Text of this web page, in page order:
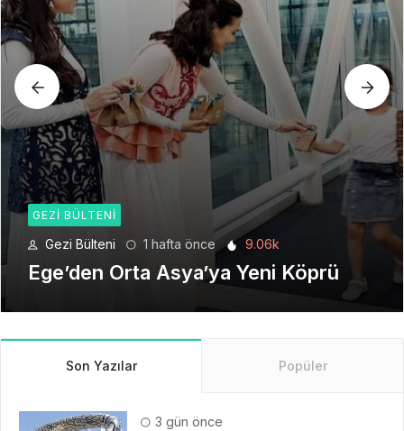
GEZI BÜLTENI
Gezi Bülteni 6.24k
Seyahat Teknolojilerinde Yeni Bir
Dönem
Son Yazılar Popüler
3 gün önce